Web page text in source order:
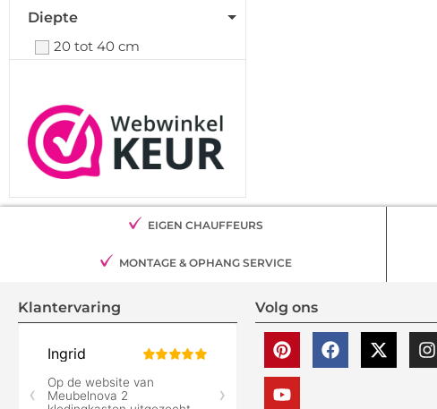
Diepte
20 tot 40 cm
EIGEN CHAUFFEURS
MONTAGE & OPHANG SERVICE
Klantervaring Volg ons